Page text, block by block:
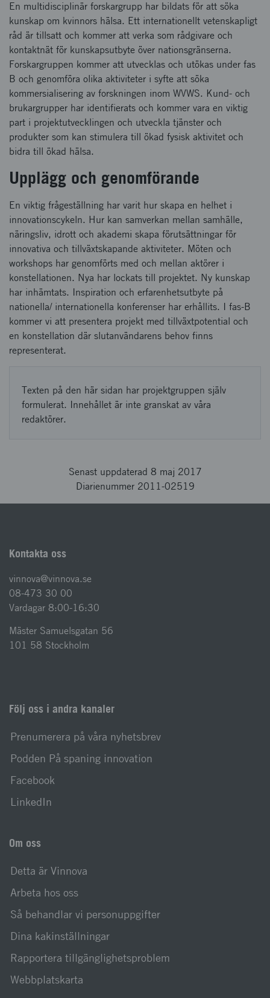
En multidisciplinär forskargrupp har bildats för att söka
kunskap om kvinnors hälsa. Ett internationellt vetenskapligt
råd är tillsatt och kommer att verka som rådgivare och
kontaktnät för kunskapsutbyte över nationsgränserna.
Forskargruppen kommer att utvecklas och utökas under fas
B och genomföra olika aktiviteter i syfte att söka
kommersialisering av forskningen inom WVWS. Kund- och
brukargrupper har identifierats och kommer vara en viktig
part i projektutvecklingen och utveckla tjänster och
produkter som kan stimulera till ökad fysisk aktivitet och
bidra till ökad hälsa.
Upplägg och genomförande
En viktig frågeställning har varit hur skapa en helhet i
innovationscykeln. Hur kan samverkan mellan samhälle,
näringsliv, idrott och akademi skapa förutsättningar för
innovativa och tillväxtskapande aktiviteter. Möten och
workshops har genomförts med och mellan aktörer i
konstellationen. Nya har lockats till projektet. Ny kunskap
har inhämtats. Inspiration och erfarenhetsutbyte på
nationella/ internationella konferenser har erhållits. I fas-B
kommer vi att presentera projekt med tillväxtpotential och
en konstellation där slutanvändarens behov finns
representerat.
Texten på den här sidan har projektgruppen själv
formulerat. Innehållet är inte granskat av våra
redaktörer.
Senast uppdaterad 8 maj 2017
Diarienummer 2011-02519
Kontakta oss
vinnova@vinnova.se
08-473 30 00
Vardagar 8:00-16:30
Mäster Samuelsgatan 56
101 58 Stockholm
Följ oss i andra kanaler
Prenumerera på våra nyhetsbrev
Podden På spaning innovation
Facebook
LinkedIn
Om oss
Detta är Vinnova
Arbeta hos oss
Så behandlar vi personuppgifter
Dina kakinställningar
Rapportera tillgänglighetsproblem
Webbplatskarta